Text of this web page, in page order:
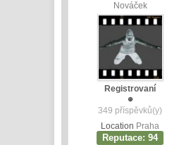
Nováček
Registrovaní
349 příspěvků(y)
Location Praha
Reputace: 94